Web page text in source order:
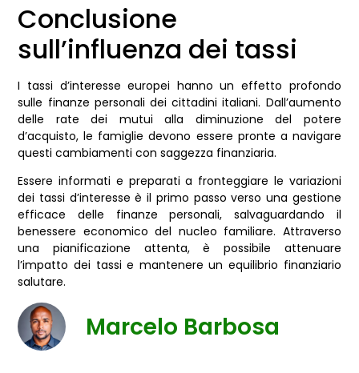
Conclusione
sull’influenza dei tassi
I tassi d’interesse europei hanno un effetto profondo
sulle finanze personali dei cittadini italiani. Dall’aumento
delle rate dei mutui alla diminuzione del potere
d’acquisto, le famiglie devono essere pronte a navigare
questi cambiamenti con saggezza finanziaria.
Essere informati e preparati a fronteggiare le variazioni
dei tassi d’interesse è il primo passo verso una gestione
efficace delle finanze personali, salvaguardando il
benessere economico del nucleo familiare. Attraverso
una pianificazione attenta, è possibile attenuare
l’impatto dei tassi e mantenere un equilibrio finanziario
salutare.
Marcelo Barbosa